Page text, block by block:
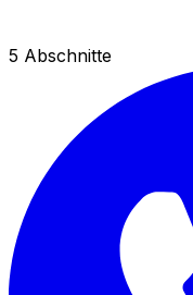
5 Abschnitte